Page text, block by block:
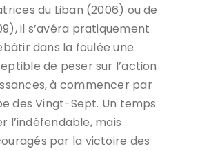
du Liban (2006) ou de
il s’avéra pratiquement
dans la foulée une
de peser sur l’action
à commencer par
des Vingt-Sept. Un temps
l’indéfendable, mais
par la victoire des